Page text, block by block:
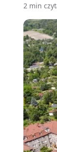
2 min